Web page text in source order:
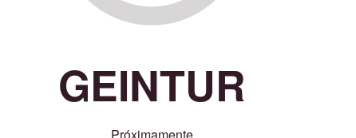
GEINTUR